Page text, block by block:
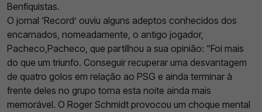
Benfiquistas.
O jornal ‘Record’ ouviu alguns adeptos conhecidos dos
encarnados, nomeadamente, o antigo jogador,
Pacheco,Pacheco, que partilhou a sua opinião: “Foi mais
do que um triunfo. Conseguir recuperar uma desvantagem
de quatro golos em relação ao PSG e ainda terminar à
frente deles no grupo torna esta noite ainda mais
memorável. O Roger Schmidt provocou um choque mental